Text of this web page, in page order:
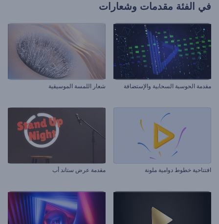
في الفئة مقدمات وشعارات
مقدمة الحوسبة السحابية والإستضافة شعار اللمسة الموسيقية
افتتاحية خطوط دوامية ملونة مقدمة عرض ستاند أب